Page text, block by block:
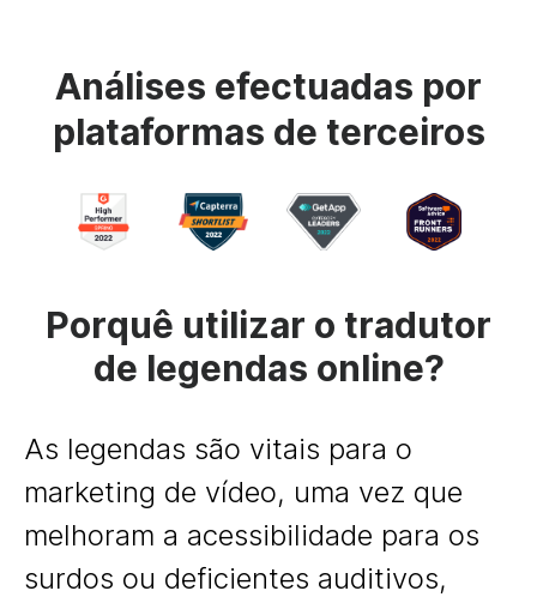
Análises efectuadas por
plataformas de terceiros
Porquê utilizar o tradutor
de legendas online?
As legendas são vitais para o
marketing de vídeo, uma vez que
melhoram a acessibilidade para os
surdos ou deficientes auditivos,